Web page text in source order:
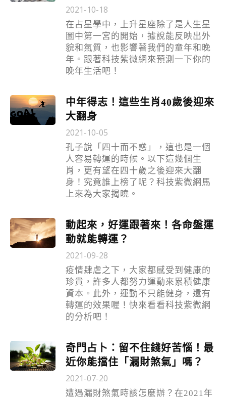
2021-10-18
在占星學中，上升星座除了是人生星
圖中第一宮的開始，據說能反映出外
貌和氣質，也影響著我們的童年和晚
年。跟著科技紫微網來預測一下你的
晚年生活吧！
中年得志！這些生肖40歲後迎來
大翻身
2021-10-05
孔子說「四十而不惑」，這也是一個
人容易轉運的時候。以下這幾個生
肖，更有望在四十歲之後迎來大翻
身！究竟誰上榜了呢？科技紫微網馬
上來為大家揭曉。
動起來，好運跟著來！各命盤運
動就能轉運？
2021-09-28
疫情肆虐之下，大家都感受到健康的
珍貴，許多人都努力運動來累積健康
資本。此外，運動不只能健身，還有
轉運的效果喔！快來看看科技紫微網
的分析吧！
奇門占卜：留不住錢好苦惱！最
近你能擋住「漏財煞氣」嗎？
2021-07-20
遭遇漏財煞氣時該怎麼辦？在2021年